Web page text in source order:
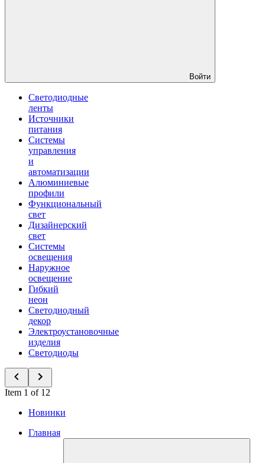
Войти
Светодиодные
ленты
Источники
питания
Системы
управления
и
автоматизации
Алюминиевые
профили
Функциональный
свет
Дизайнерский
свет
Системы
освещения
Наружное
освещение
Гибкий
неон
Светодиодный
декор
Электроустановочные
изделия
Светодиоды
Item 1 of 12
Новинки
Главная